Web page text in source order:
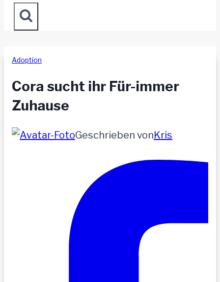
Adoption
Cora sucht ihr Für-immer
Zuhause
Geschrieben vonKris